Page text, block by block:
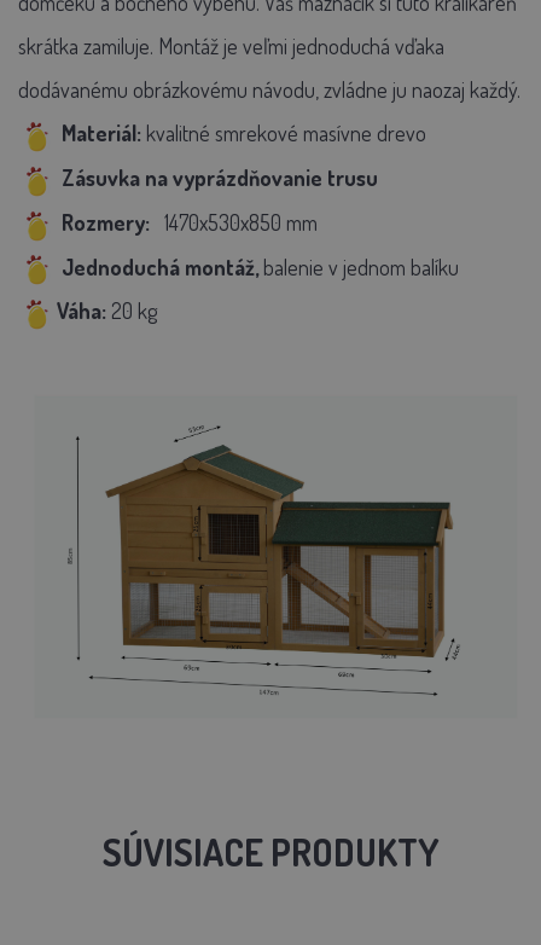
skrátka zamiluje. Montáž je veľmi jednoduchá vďaka
dodávanému obrázkovému návodu, zvládne ju naozaj každý.
Materiál: kvalitné smrekové masívne drevo
Zásuvka na vyprázdňovanie trusu
Rozmery: 1470x530x850 mm
Jednoduchá montáž, balenie v jednom balíku
Váha: 20 kg
SÚVISIACE PRODUKTY